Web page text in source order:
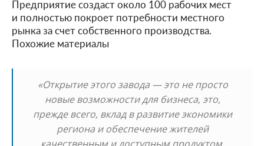
Предприятие создаст около 100 рабочих мест
и полностью покроет потребности местного
рынка за счет собственного производства.
Похожие материалы
«Открытие этого завода — это не просто
новые возможности для бизнеса, это,
прежде всего, вклад в развитие экономики
региона и обеспечение жителей